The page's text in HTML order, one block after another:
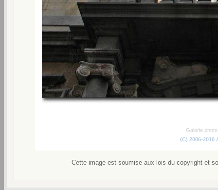
Galerie
(C) 2006-2010
Cette image est soumise aux lois du copyright et